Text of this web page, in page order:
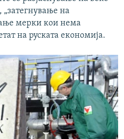
„затегнување на
мерки кои нема
на руската економија.